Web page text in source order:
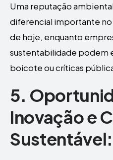
Uma reputação
diferencial importante
de hoje, enquanto
sustentabilidade podem
boicote ou críticas
5.
Inovação e
Sustentável: